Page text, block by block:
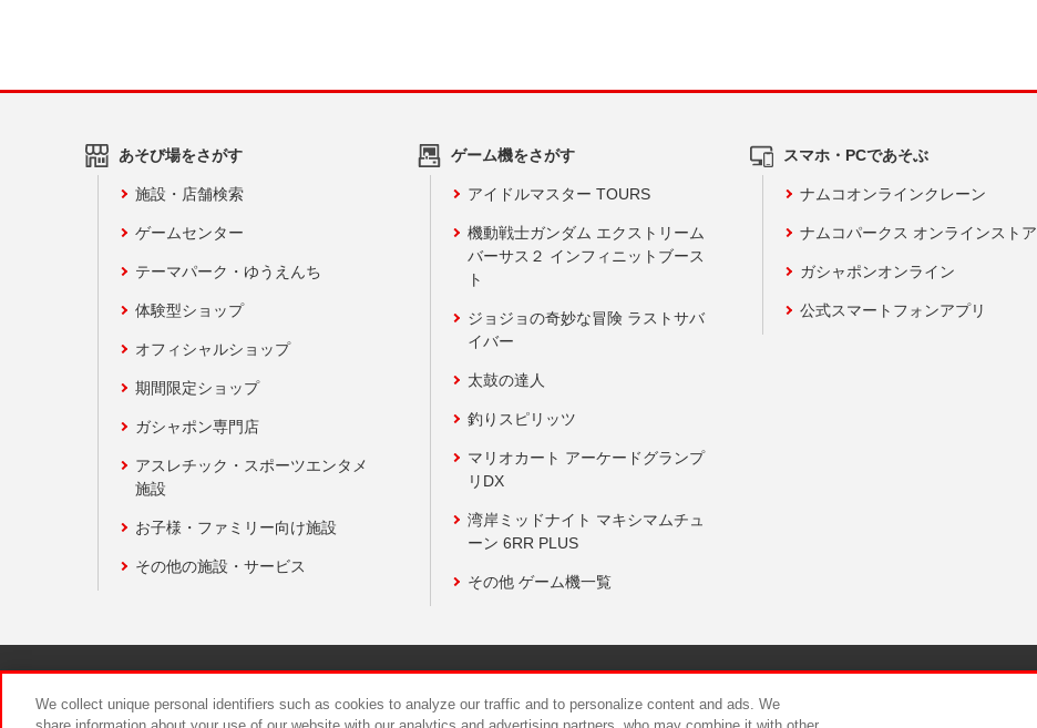
あそび場をさがす
施設・店舗検索
ゲームセンター
テーマパーク・ゆうえんち
体験型ショップ
オフィシャルショップ
期間限定ショップ
ガシャポン専門店
アスレチック・スポーツエンタメ
施設
お子様・ファミリー向け施設
その他の施設・サービス
ゲーム機をさがす
アイドルマスター TOURS
機動戦士ガンダム エクストリーム
バーサス２ インフィニットブース
ト
ジョジョの奇妙な冒険 ラストサバ
イバー
太鼓の達人
釣りスピリッツ
マリオカート アーケードグランプ
リDX
湾岸ミッドナイト マキシマムチュ
ーン 6RR PLUS
その他 ゲーム機一覧
スマホ・PCであそぶ
ナムコオンラインクレーン
ナムコパークス オンラインストア
ガシャポンオンライン
公式スマートフォンアプリ
We collect unique personal identifiers such as cookies to analyze our traffic and to personalize content and ads. We